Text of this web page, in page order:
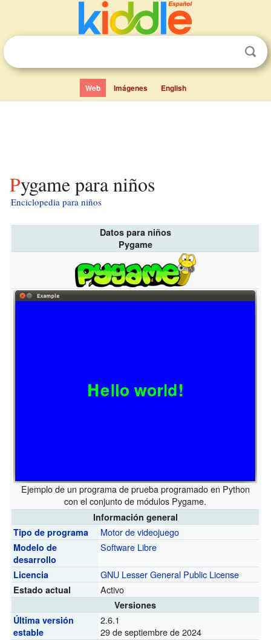
Web Imágenes English
Pygame para niños
Enciclopedia para niños
Datos para niños
Pygame
Ejemplo de un programa de prueba programado en Python
con el conjunto de módulos Pygame.
Información general
Tipo de programa
Motor de videojuego
Modelo de
desarrollo
Software Libre
Licencia GNU Lesser General Public License
Estado actual Activo
Versiones
Última versión
estable
2.6.1
29 de septiembre de 2024